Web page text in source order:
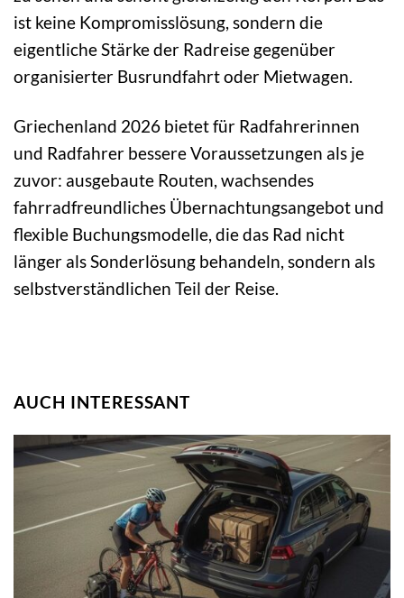
ist keine Kompromisslösung, sondern die
eigentliche Stärke der Radreise gegenüber
organisierter Busrundfahrt oder Mietwagen.
Griechenland 2026 bietet für Radfahrerinnen
und Radfahrer bessere Voraussetzungen als je
zuvor: ausgebaute Routen, wachsendes
fahrradfreundliches Übernachtungsangebot und
flexible Buchungsmodelle, die das Rad nicht
länger als Sonderlösung behandeln, sondern als
selbstverständlichen Teil der Reise.
AUCH INTERESSANT